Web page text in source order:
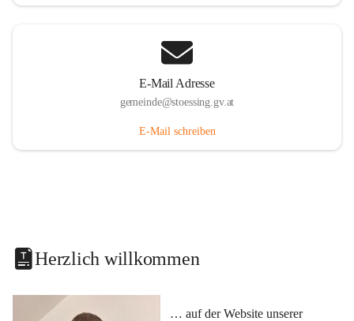
E-Mail Adresse
gemeinde@stoessing.gv.at
E-Mail schreiben
Herzlich willkommen
… auf der Website unserer